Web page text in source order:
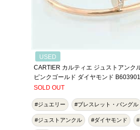
USED
CARTIER カルティエ ジュストアンク
ピンクゴールド ダイヤモンド
SOLD OUT
#ジュエリー #ブレスレット・バングル
#ジュストアンクル #ダイヤモンド